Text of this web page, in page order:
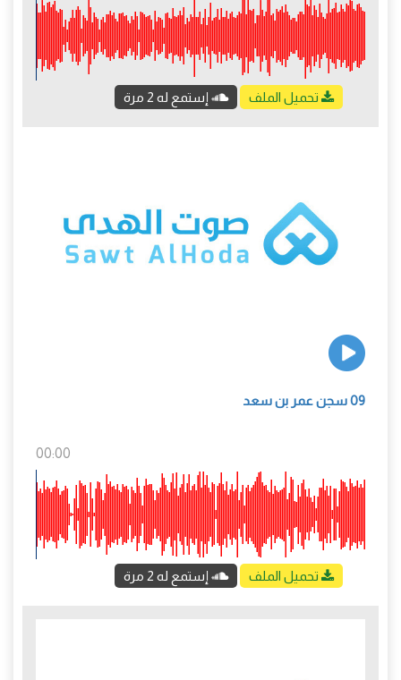
تحميل الملف إستمع له 2 مرة
09 سجن عمر بن سعد
00:00
تحميل الملف إستمع له 2 مرة